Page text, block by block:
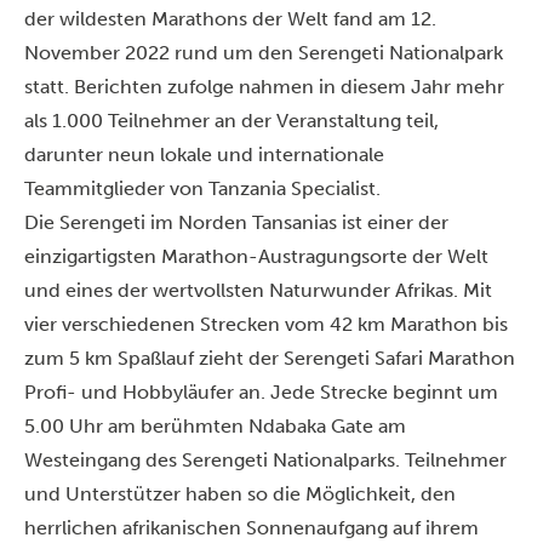
der wildesten Marathons der Welt fand am 12.
November 2022 rund um den Serengeti Nationalpark
statt. Berichten zufolge nahmen in diesem Jahr mehr
als 1.000 Teilnehmer an der Veranstaltung teil,
darunter neun lokale und internationale
Teammitglieder von Tanzania Specialist.
Die Serengeti im Norden Tansanias ist einer der
einzigartigsten Marathon-Austragungsorte der Welt
und eines der wertvollsten Naturwunder Afrikas. Mit
vier verschiedenen Strecken vom 42 km Marathon bis
zum 5 km Spaßlauf zieht der Serengeti Safari Marathon
Profi- und Hobbyläufer an. Jede Strecke beginnt um
5.00 Uhr am berühmten Ndabaka Gate am
Westeingang des Serengeti Nationalparks. Teilnehmer
und Unterstützer haben so die Möglichkeit, den
herrlichen afrikanischen Sonnenaufgang auf ihrem